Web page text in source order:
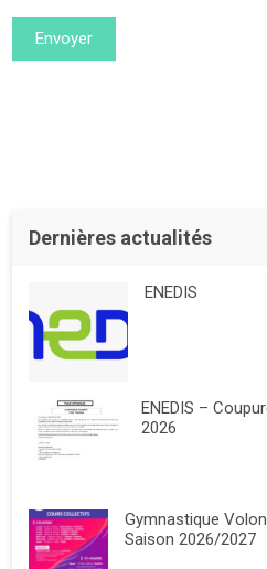
Envoyer
Dernières actualités
ENEDIS
ENEDIS –
2026
Gymnastique
Saison 2026/2027